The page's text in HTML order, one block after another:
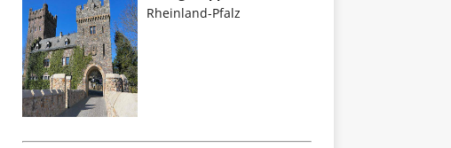
Rheinland-Pfalz